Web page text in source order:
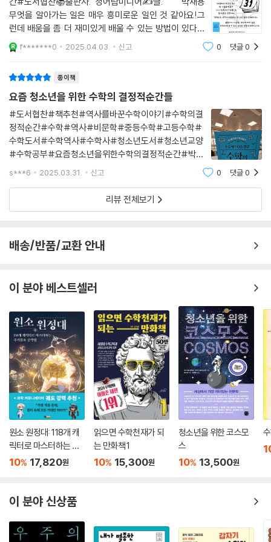
무엇을 알아가는 일은 매우 흥미로운 일인 것 같아요!그
런데 배움을 좀 더 재미있게 배울 수 있는 방법이 있다면
솔깃하지 않나요?영어단어를 외울 때,＜어원＞을 통해
익히게 된다면 기억에 오래 남죠!수학도 ＜개념＞을 익힐
f*******0 2025.04.03. 신고 0 댓글0
종이책
요즘 청소년을 위한 수학의 결정적순간들
#도서협찬#책추천#역사를바꾼수학이야기#수학의결
정적순간#수학#역사#비문학#중등수학#고등수학#
수학도서#수학역사#수학사#청소년도서#청소년교양
#수학공부#요즘청소년을위한수학의결정적순간#박재
용#청어람미디어중학교에 간 아들이 첫 수학시험을 보
를 들었고 모범생이었던 아들이라 나 또한 충격이었다.유
s***6 2025.03.31. 신고 0 댓글0
리뷰 전체보기
배송/반품/교환 안내
이 분야 베스트셀러
원소 원정대: 118개 캐
릭터로 마스터하는 주
기율표 공략집
10% 17,820원
읽으면 수학천재가 되
는 만화책 1
10% 15,300원
청소년을 위한 코스모
스
10% 13,500원
이 분야 신상품